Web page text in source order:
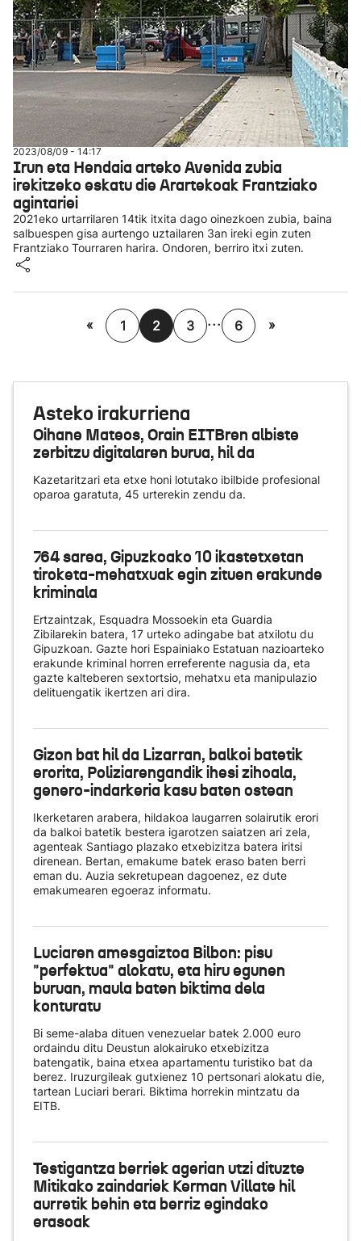
2023/08/09 - 14:17
Irun eta Hendaia arteko Avenida zubia
irekitzeko eskatu die Arartekoak Frantziako
agintariei
2021eko urtarrilaren 14tik itxita dago oinezkoen zubia, baina
salbuespen gisa aurtengo uztailaren 3an ireki egin zuten
Frantziako Tourraren harira. Ondoren, berriro itxi zuten.
« 1 2 3 ... 6 »
Asteko irakurriena
Oihane Mateos, Orain EITBren albiste
zerbitzu digitalaren burua, hil da
Kazetaritzari eta etxe honi lotutako ibilbide profesional
oparoa garatuta, 45 urterekin zendu da.
764 sarea, Gipuzkoako 10 ikastetxetan
tiroketa-mehatxuak egin zituen erakunde
kriminala
Ertzaintzak, Esquadra Mossoekin eta Guardia
Zibilarekin batera, 17 urteko adingabe bat atxilotu du
Gipuzkoan. Gazte hori Espainiako Estatuan nazioarteko
erakunde kriminal horren erreferente nagusia da, eta
gazte kalteberen sextortsio, mehatxu eta manipulazio
delituengatik ikertzen ari dira.
Gizon bat hil da Lizarran, balkoi batetik
erorita, Poliziarengandik ihesi zihoala,
genero-indarkeria kasu baten ostean
Ikerketaren arabera, hildakoa laugarren solairutik erori
da balkoi batetik bestera igarotzen saiatzen ari zela,
agenteak Santiago plazako etxebizitza batera iritsi
direnean. Bertan, emakume batek eraso baten berri
eman du. Auzia sekretupean dagoenez, ez dute
emakumearen egoeraz informatu.
Luciaren amesgaiztoa Bilbon: pisu
"perfektua" alokatu, eta hiru egunen
buruan, maula baten biktima dela
konturatu
Bi seme-alaba dituen venezuelar batek 2.000 euro
ordaindu ditu Deustun alokairuko etxebizitza
batengatik, baina etxea apartamentu turistiko bat da
berez. Iruzurgileak gutxienez 10 pertsonari alokatu die,
tartean Luciari berari. Biktima horrekin mintzatu da
EITB.
Testigantza berriek agerian utzi dituzte
Mitikako zaindariek Kerman Villate hil
aurretik behin eta berriz egindako
erasoak